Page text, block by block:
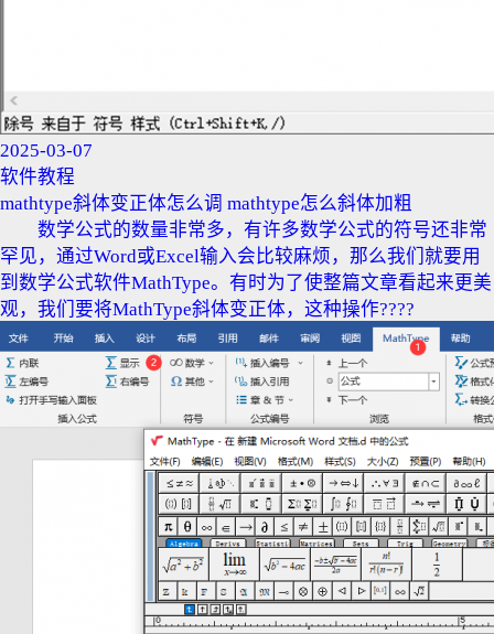
2025-03-07
软件教程
mathtype斜体变正体怎么调 mathtype怎么斜体加粗
数学公式的数量非常多，有许多数学公式的符号还非常
罕见，通过Word或Excel输入会比较麻烦，那么我们就要用
到数学公式软件MathType。有时为了使整篇文章看起来更美
观，我们要将MathType斜体变正体，这种操作????